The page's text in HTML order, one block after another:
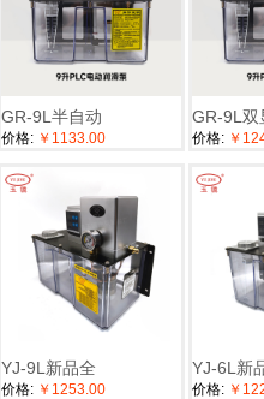
GR-9L半自动
价格: ￥1133.00
GR-9L双
价格: ￥
YJ-9L新品全
价格: ￥1253.00
YJ-6L新
价格: ￥